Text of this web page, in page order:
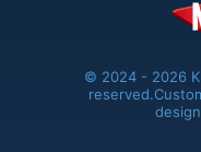
© 2024 - 2026
reserved.